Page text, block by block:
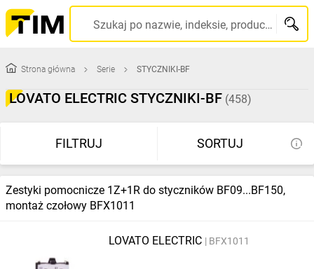
Szukaj po nazwie, indeksie, producencie, kodzie kreskowym...
Strona główna Serie STYCZNIKI-BF
LOVATO ELECTRIC STYCZNIKI-BF (458)
FILTRUJ SORTUJ
Zestyki pomocnicze 1Z+1R do styczników BF09...BF150,
montaż czołowy BFX1011
LOVATO ELECTRIC BFX1011